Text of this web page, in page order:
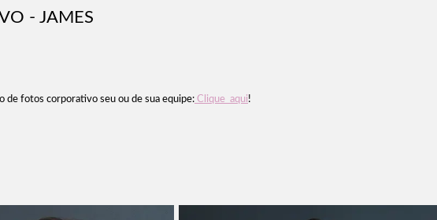
- JAMES
de fotos corporativo seu ou de sua equipe: Clique aqui!